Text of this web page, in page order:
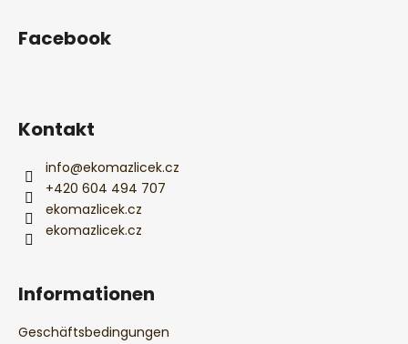
Facebook
Kontakt
info@ekomazlicek.cz
+420 604 494 707
ekomazlicek.cz
ekomazlicek.cz
Informationen
Geschäftsbedingungen